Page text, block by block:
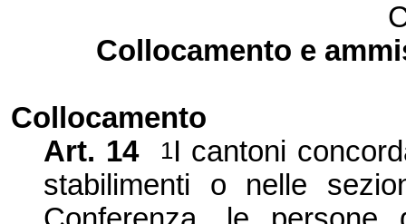
Collocamento e
Collocamento
Art. 14 1I cantoni
stabilimenti o nelle